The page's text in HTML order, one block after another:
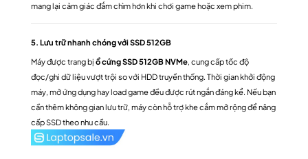
mang lại cảm giác đắm chìm hơn khi chơi game hoặc xem phim.
5. Lưu trữ nhanh chóng với SSD 512GB
Máy được trang bị ổ cứng SSD 512GB NVMe , cung cấp tốc độ
đọc/ghi dữ liệu vượt trội so với HDD truyền thống. Thời gian khởi động
máy, mở ứng dụng hay load game đều được rút ngắn đáng kể. Nếu bạn
cần thêm không gian lưu trữ, máy còn hỗ trợ khe cắm mở rộng để nâng
cấp SSD theo nhu cầu.